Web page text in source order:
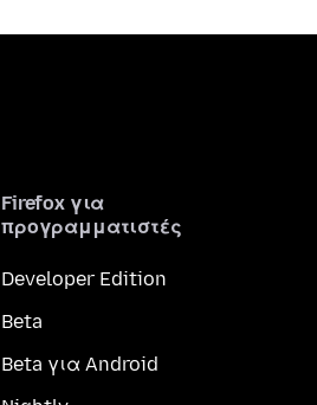
Firefox για
προγραμματιστές
Developer Edition
Beta
Beta για Android